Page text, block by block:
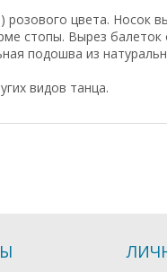
цвета. Носок
стопы. Вырез
подошва из
видов танца.